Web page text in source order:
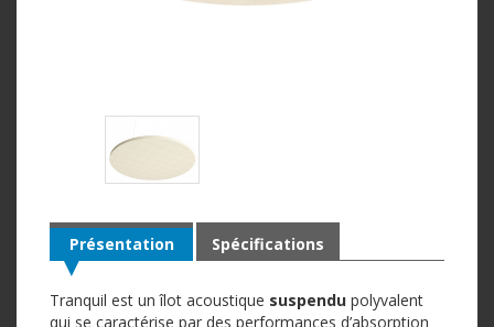
Présentation
Tranquil est un îlot acoustique suspendu polyvalent
qui se caractérise par des performances d’absorption
Spécifications